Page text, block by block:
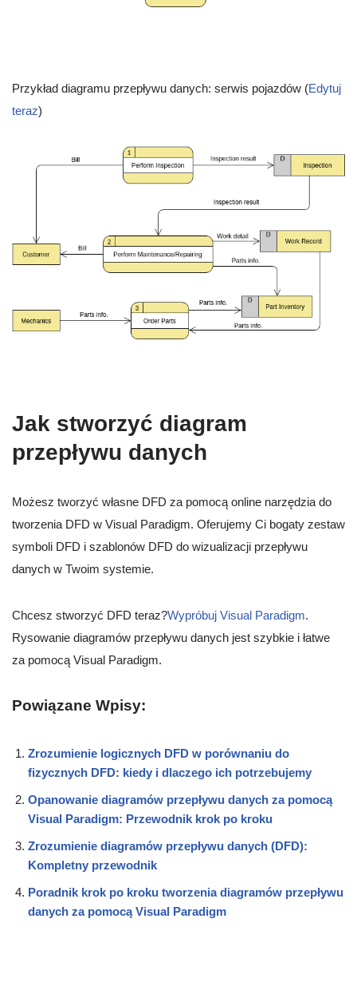
Przykład diagramu przepływu danych: serwis pojazdów (Edytuj
teraz)
Jak stworzyć diagram
przepływu danych
Możesz tworzyć własne DFD za pomocą online narzędzia do
tworzenia DFD w Visual Paradigm. Oferujemy Ci bogaty zestaw
symboli DFD i szablonów DFD do wizualizacji przepływu
danych w Twoim systemie.
Chcesz stworzyć DFD teraz?Wypróbuj Visual Paradigm.
Rysowanie diagramów przepływu danych jest szybkie i łatwe
za pomocą Visual Paradigm.
Powiązane Wpisy:
Zrozumienie logicznych DFD w porównaniu do
fizycznych DFD: kiedy i dlaczego ich potrzebujemy
Opanowanie diagramów przepływu danych za pomocą
Visual Paradigm: Przewodnik krok po kroku
Zrozumienie diagramów przepływu danych (DFD):
Kompletny przewodnik
Poradnik krok po kroku tworzenia diagramów przepływu
danych za pomocą Visual Paradigm